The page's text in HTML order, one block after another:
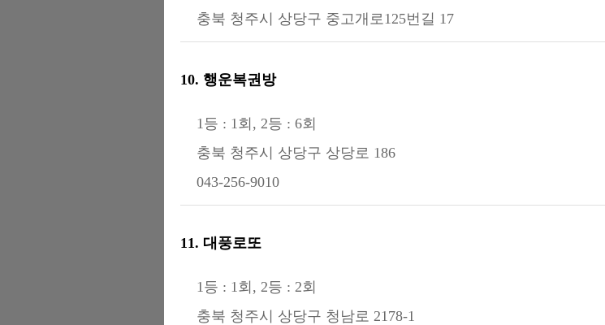
충북 청주시 상당구 중고개로125번길 17
10. 행운복권방
1등 : 1회, 2등 : 6회
충북 청주시 상당구 상당로 186
043-256-9010
11. 대풍로또
1등 : 1회, 2등 : 2회
충북 청주시 상당구 청남로 2178-1